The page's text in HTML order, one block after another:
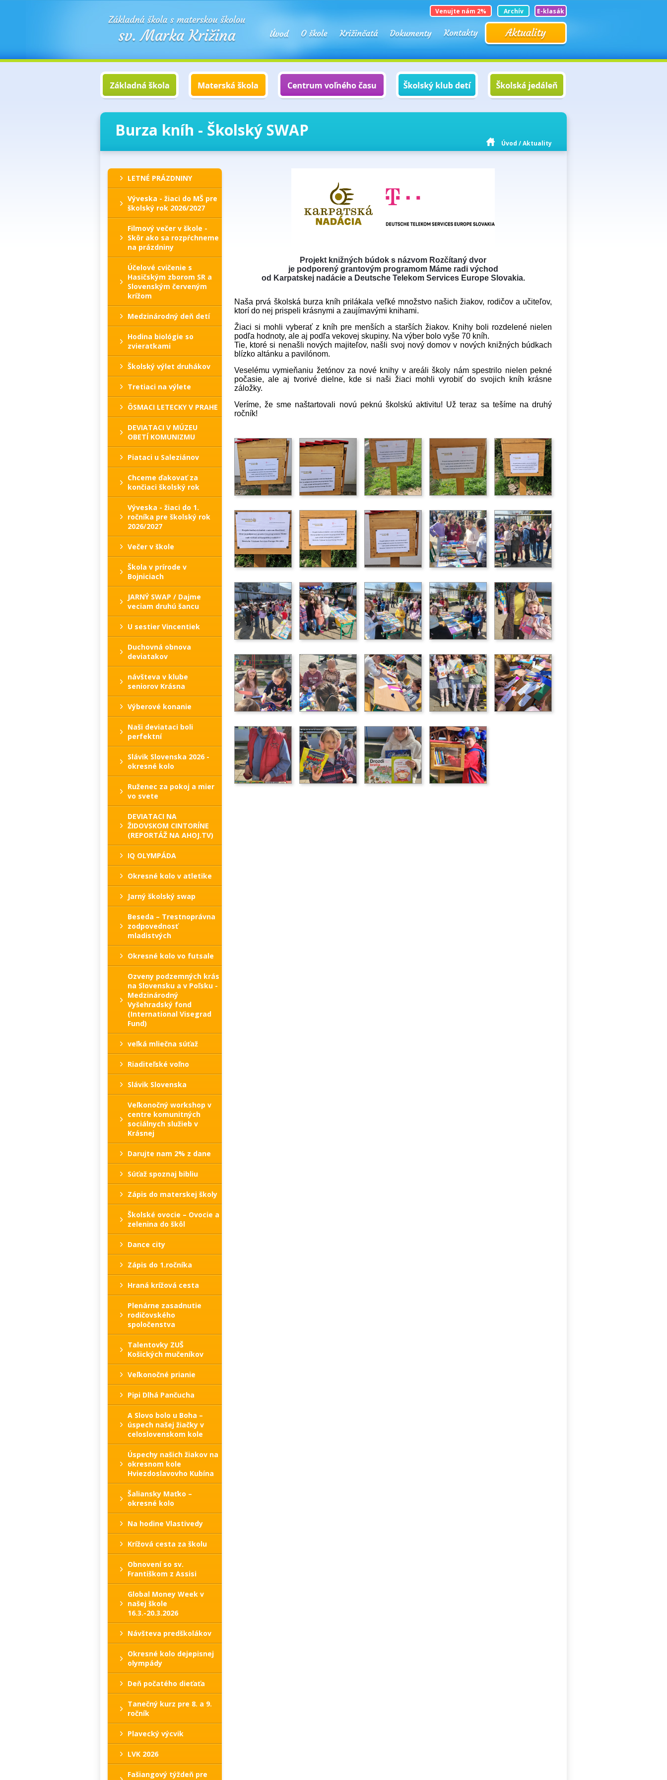
Archív E-klasák
Venujte nám 2%
Burza kníh - Školský SWAP
Úvod /Aktuality
LETNÉ PRÁZDNINY
Výveska - žiaci do MŠ pre
školský rok 2026/2027
Filmový večer v škole -
Skôr ako sa rozpŕchneme
na prázdniny
Účelové cvičenie s
Hasičským zborom SR a
Slovenským červeným
krížom
Medzinárodný deň detí
Hodina biológie so
zvieratkami
Školský výlet druhákov
Tretiaci na výlete
ÔSMACI LETECKY V PRAHE
DEVIATACI V MÚZEU
OBETÍ KOMUNIZMU
Piataci u Saleziánov
Chceme ďakovať za
končiaci školský rok
Výveska - žiaci do 1.
ročníka pre školský rok
2026/2027
Večer v škole
Škola v prírode v
Bojniciach
JARNÝ SWAP / Dajme
veciam druhú šancu
U sestier Vincentiek
Duchovná obnova
deviatakov
návšteva v klube
seniorov Krásna
Výberové konanie
Naši deviataci boli
perfektní
Slávik Slovenska 2026 -
okresné kolo
Ruženec za pokoj a mier
vo svete
DEVIATACI NA
ŽIDOVSKOM CINTORÍNE
(REPORTÁŽ NA AHOJ.TV)
IQ OLYMPÁDA
Okresné kolo v atletike
Jarný školský swap
Beseda – Trestnoprávna
zodpovednosť
mladistvých
Okresné kolo vo futsale
Ozveny podzemných krás
na Slovensku a v Poľsku -
Medzinárodný
Vyšehradský fond
(International Visegrad
Fund)
veľká mliečna súťaž
Riaditeľské voľno
Slávik Slovenska
Veľkonočný workshop v
centre komunitných
sociálnych služieb v
Krásnej
Darujte nam 2% z dane
Súťaž spoznaj bibliu
Zápis do materskej školy
Školské ovocie – Ovocie a
zelenina do škôl
Dance city
Zápis do 1.ročníka
Hraná krížová cesta
Plenárne zasadnutie
rodičovského
spoločenstva
Talentovky ZUŠ
Košických mučeníkov
Veľkonočné prianie
Pipi Dlhá Pančucha
A Slovo bolo u Boha –
úspech našej žiačky v
celoslovenskom kole
Úspechy našich žiakov na
okresnom kole
Hviezdoslavovho Kubína
Šaliansky Maťko –
okresné kolo
Na hodine Vlastivedy
Krížová cesta za školu
Obnovení so sv.
Františkom z Assisi
Global Money Week v
našej škole
16.3.-20.3.2026
Návšteva predškolákov
Okresné kolo dejepisnej
olympády
Deň počatého dieťaťa
Tanečný kurz pre 8. a 9.
ročník
Plavecký výcvik
LVK 2026
Fašiangový týždeň pre
Projekt knižných búdok s názvom Rozčítaný dvor
je podporený grantovým programom Máme radi východ
od Karpatskej nadácie a Deutsche Telekom Services Europe Slovakia.
Naša prvá školská burza kníh prilákala veľké množstvo našich žiakov, rodičov a učiteľov,
ktorí do nej prispeli krásnymi a zaujímavými knihami.
Žiaci si mohli vyberať z kníh pre menších a starších žiakov. Knihy boli rozdelené nielen
podľa hodnoty, ale aj podľa vekovej skupiny. Na výber bolo vyše 70 kníh.
Tie, ktoré si nenašli nových majiteľov, našli svoj nový domov v nových knižných búdkach
blízko altánku a pavilónom.
Veselému vymieňaniu žetónov za nové knihy v areáli školy nám spestrilo nielen pekné
počasie, ale aj tvorivé dielne, kde si naši žiaci mohli vyrobiť do svojich kníh krásne
záložky.
Veríme, že sme naštartovali novú peknú školskú aktivitu! Už teraz sa tešíme na druhý
ročník!